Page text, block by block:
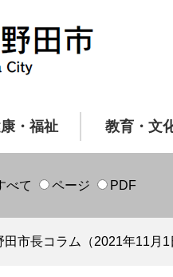
・福祉 教育・文
べて ページ PDF
田市長コラム（2021年11月1